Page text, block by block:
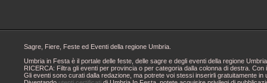
Sagre, Fiere, Feste ed Eventi della regione Umbria.
Umbria in Festa è il portale delle feste, delle sagre e degli eventi della regione
RICERCA: Filtra gli eventi per provincia o per categoria dalla colonna di destra.
Gli eventi sono curati dalla redazione, ma potrete voi stessi inserirli gratuitamente